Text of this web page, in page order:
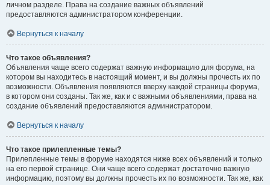
личном разделе. Права на создание важных объявлений
предоставляются администратором конференции.
Вернуться к началу
Что такое объявления?
Объявления чаще всего содержат важную информацию для форума, на
котором вы находитесь в настоящий момент, и вы должны прочесть их по
возможности. Объявления появляются вверху каждой страницы форума,
в котором они созданы. Так же, как и с важными объявлениями, права на
создание объявлений предоставляются администратором.
Вернуться к началу
Что такое прилепленные темы?
Прилепленные темы в форуме находятся ниже всех объявлений и только
на его первой странице. Они чаще всего содержат достаточно важную
информацию, поэтому вы должны прочесть их по возможности. Так же, как